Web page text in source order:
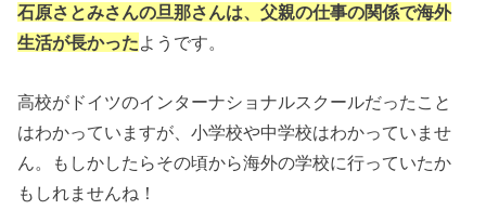
石原さとみさんの旦那さんは、父親の仕事の関係で海外
生活が長かったようです。
高校がドイツのインターナショナルスクールだったこと
はわかっていますが、小学校や中学校はわかっていませ
ん。もしかしたらその頃から海外の学校に行っていたか
もしれませんね！